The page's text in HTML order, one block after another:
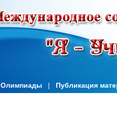
Олимпиады | Публикация